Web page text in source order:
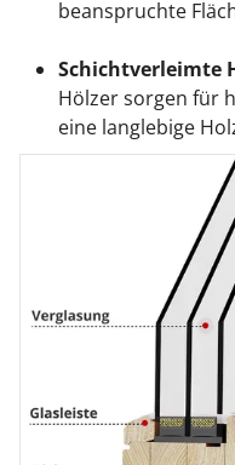
beanspruchte
Schichtverleimte
Hölzer sorgen für
eine langlebige